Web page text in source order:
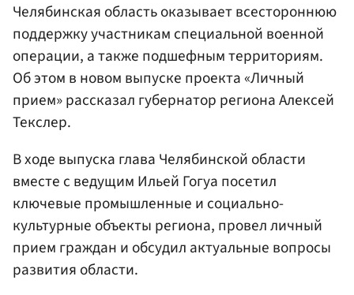
Челябинская область оказывает всестороннюю
поддержку участникам специальной военной
операции, а также подшефным территориям.
Об этом в новом выпуске проекта «Личный
прием» рассказал губернатор региона Алексей
Текслер.
В ходе выпуска глава Челябинской области
вместе с ведущим Ильей Гогуа посетил
ключевые промышленные и социально-
культурные объекты региона, провел личный
прием граждан и обсудил актуальные вопросы
развития области.